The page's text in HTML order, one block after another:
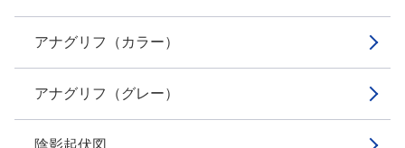
アナグリフ（カラー）
アナグリフ（グレー）